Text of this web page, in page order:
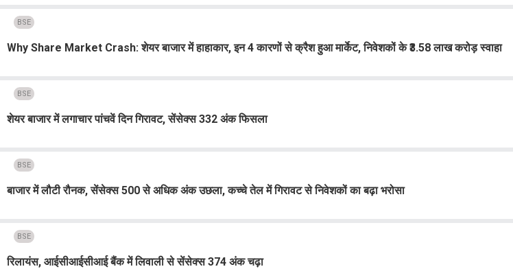
BSE
Why Share Market Crash: शेयर बाजार में हाहाकार, इन 4 कारणों से क्रैश हुआ मार्केट, निवेशकों के ₹3.58 लाख करोड़ स्वाहा
BSE
शेयर बाजार में लगाचार पांचवें दिन गिरावट, सेंसेक्स 332 अंक फिसला
BSE
बाजार में लौटी रौनक, सेंसेक्स 500 से अधिक अंक उछला, कच्चे तेल में गिरावट से निवेशकों का बढ़ा भरोसा
BSE
रिलायंस, आईसीआईसीआई बैंक में लिवाली से सेंसेक्स 374 अंक चढ़ा